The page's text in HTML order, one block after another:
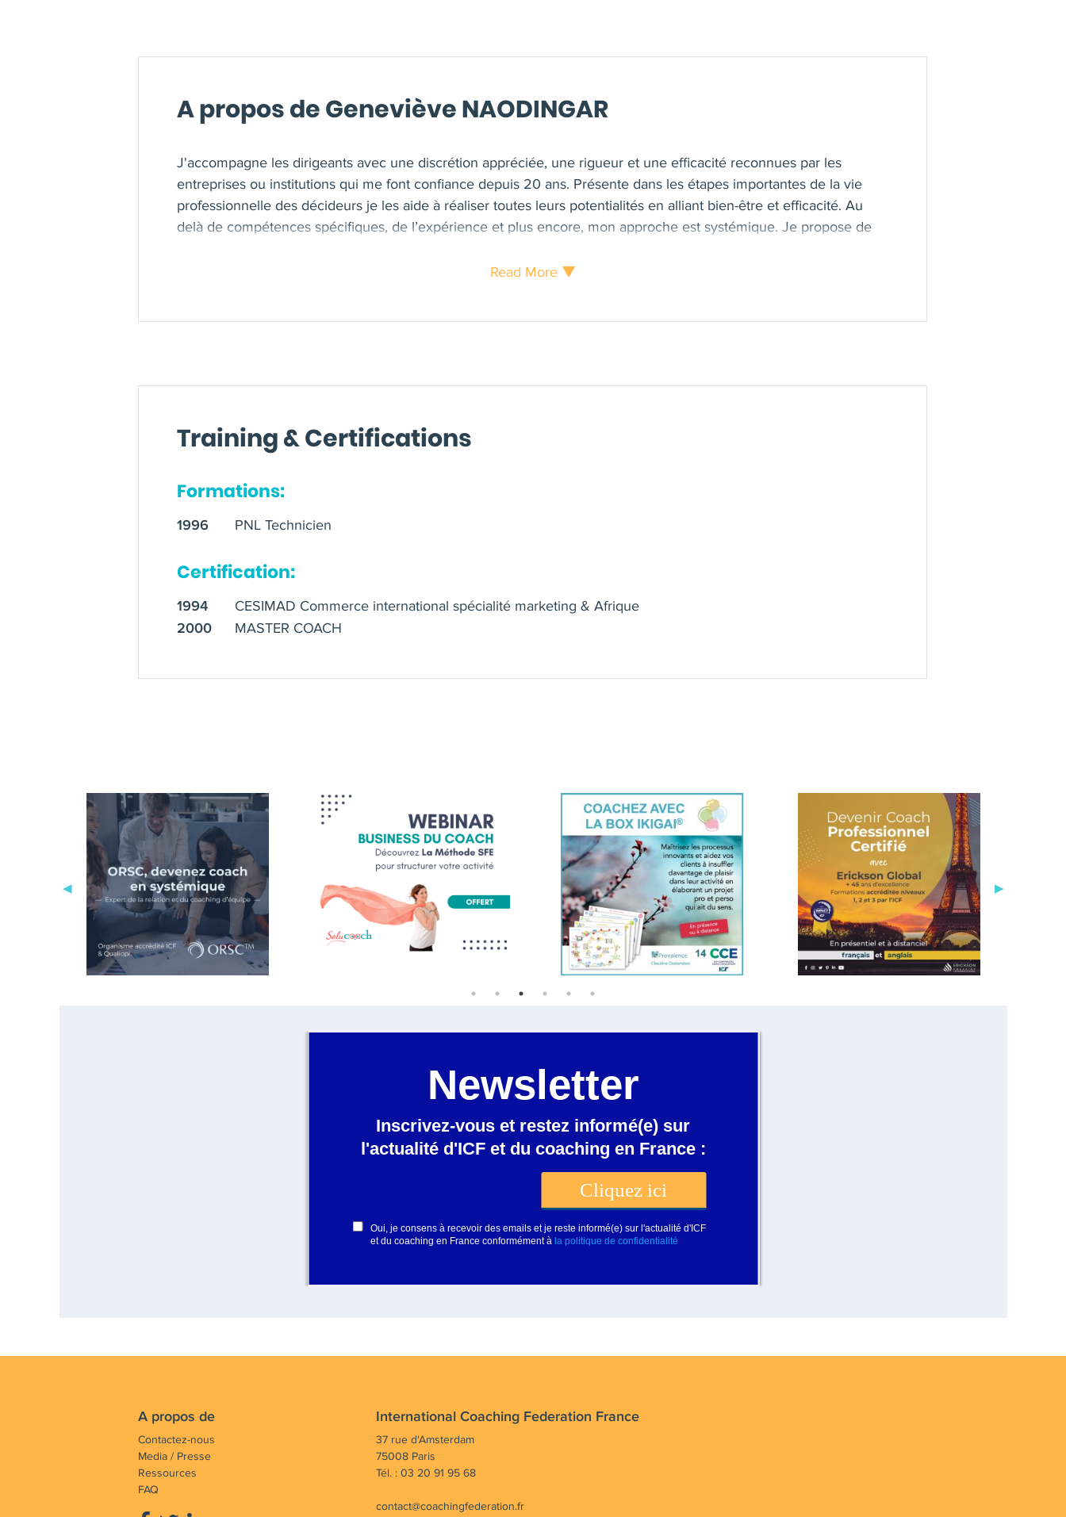
A propos de Geneviève NAODINGAR
J'accompagne les dirigeants avec une discrétion appréciée, une rigueur et une efficacité reconnues par les
entreprises ou institutions qui me font confiance depuis 20 ans. Présente dans les étapes importantes de la vie
professionnelle des décideurs je les aide à réaliser toutes leurs potentialités en alliant bien-être et efficacité. Au
delà de compétences spécifiques, de l’expérience et plus encore, mon approche est systémique. Je propose de
de re découvrir différemment les situations auxquelles ils sont confrontés . Les re connectant à leurs propres
Read More ▼
Training & Certifications
Formations:
1996 PNL Technicien
Certification:
1994 CESIMAD Commerce international spécialité marketing & Afrique
2000 MASTER COACH
A propos de
Contactez-nous
Media / Presse
Ressources
FAQ
International Coaching Federation France
37 rue d'Amsterdam
75008 Paris
Tél. : 03 20 91 95 68
contact@coachingfederation.fr